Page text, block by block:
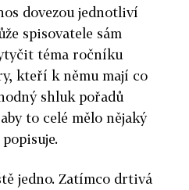
dovezou jednotliví
spisovatele sám
téma ročníku
kteří k němu mají co
shluk pořadů
to celé mělo nějaký
jedno. Zatímco drtivá